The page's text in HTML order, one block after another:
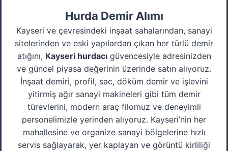
Hurda Demir Alımı
Kayseri ve çevresindeki inşaat sahalarından, sanayi
sitelerinden ve eski yapılardan çıkan her türlü demir
atığını, Kayseri hurdacıgüvencesiyle adresinizden
ve güncel piyasa değerinin üzerinde satın alıyoruz.
İnşaat demiri, profil, sac, döküm demir ve işlevini
yitirmiş ağır sanayi makineleri gibi tüm demir
türevlerini, modern araç filomuz ve deneyimli
personelimizle yerinden alıyoruz. Kayseri’nin her
mahallesine ve organize sanayi bölgelerine hızlı
servis sağlayarak, yer kaplayan ve görüntü kirliliği